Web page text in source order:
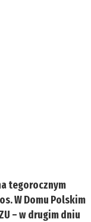
tegorocznym
W Domu Polskim
– w drugim dniu